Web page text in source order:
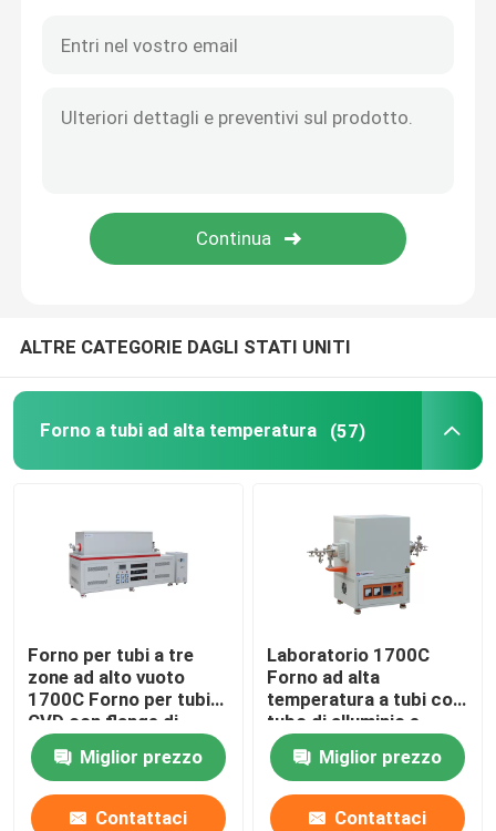
ALTRE CATEGORIE DAGLI STATI UNITI
Forno a tubi ad alta temperatura (57)
Forno per tubi a tre
zone ad alto vuoto
1700C Forno per tubi
CVD con flange di
raffreddamento ad
acqua Miglior prezzo
Contattaci
Laboratorio 1700C
Forno ad alta
temperatura a tubi con
tubo di alluminio e
flange di sigillamento
Miglior prezzo
Contattaci